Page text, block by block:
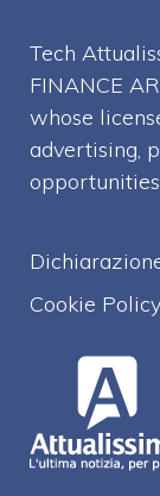
Tech
FINANCE
whose
advertising,
Cookie